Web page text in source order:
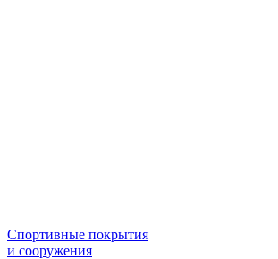
Спортивные покрытия
и сооружения